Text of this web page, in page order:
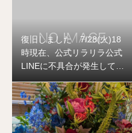
復旧しました 7/28(火)18
時現在、公式リラリラ公式
LINEに不具合が発生してお